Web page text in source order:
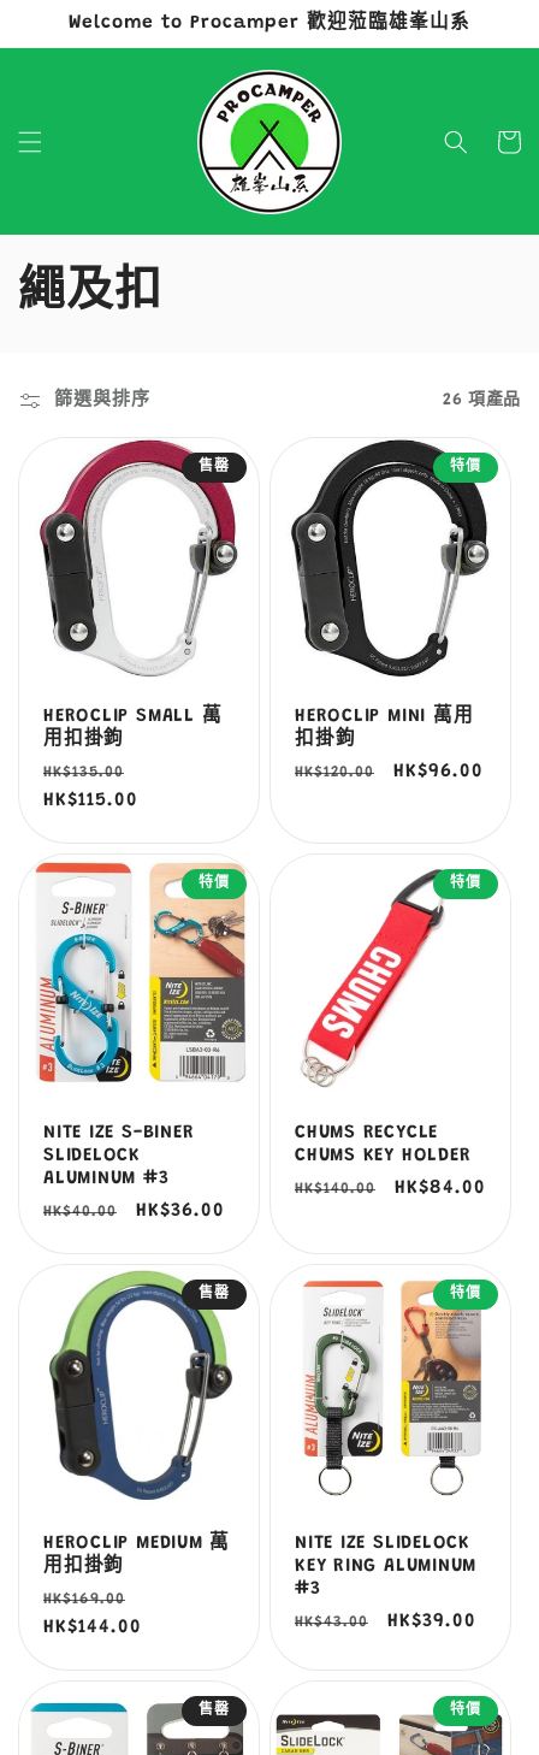
跳至內容
Welcome to Procamper 歡迎蒞臨雄峯山系
物
商
系
繩及扣
篩選與排序 26 項產品
售罄
HEROCLIP SMALL 萬
用扣掛鉤
定
價
HK$135.00
HK$115.00
特價
HEROCLIP MINI 萬用
扣掛鉤
定
HK$120.00
售
HK$96.00
特價
NITE IZE S-BINER
SLIDELOCK
ALUMINUM #3
定
HK$40.00
售
HK$36.00
特價
CHUMS RECYCLE
CHUMS KEY HOLDER
定
HK$140.00
售
HK$84.00
售罄
HEROCLIP MEDIUM 萬
用扣掛鉤
定
價
HK$169.00
價
HK$144.00
特價
NITE IZE SLIDELOCK
KEY RING ALUMINUM
#3
定
HK$43.00
售
HK$39.00
售罄 特價